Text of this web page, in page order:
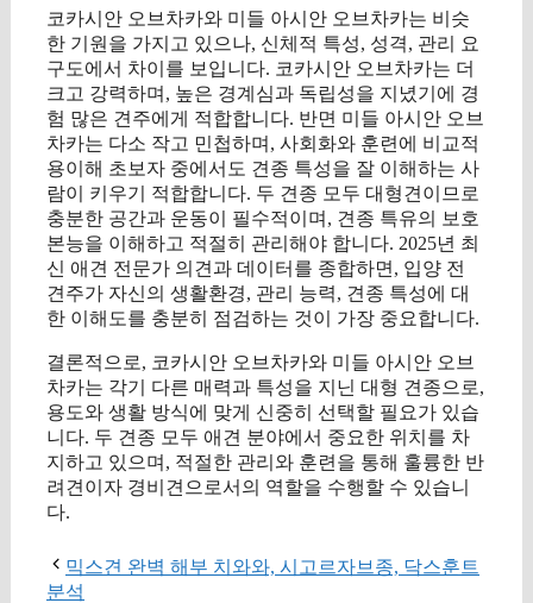
코카시안 오브차카와 미들 아시안 오브차카는 비슷
한 기원을 가지고 있으나, 신체적 특성, 성격, 관리 요
구도에서 차이를 보입니다. 코카시안 오브차카는 더
크고 강력하며, 높은 경계심과 독립성을 지녔기에 경
험 많은 견주에게 적합합니다. 반면 미들 아시안 오브
차카는 다소 작고 민첩하며, 사회화와 훈련에 비교적
용이해 초보자 중에서도 견종 특성을 잘 이해하는 사
람이 키우기 적합합니다. 두 견종 모두 대형견이므로
충분한 공간과 운동이 필수적이며, 견종 특유의 보호
본능을 이해하고 적절히 관리해야 합니다. 2025년 최
신 애견 전문가 의견과 데이터를 종합하면, 입양 전
견주가 자신의 생활환경, 관리 능력, 견종 특성에 대
한 이해도를 충분히 점검하는 것이 가장 중요합니다.
결론적으로, 코카시안 오브차카와 미들 아시안 오브
차카는 각기 다른 매력과 특성을 지닌 대형 견종으로,
용도와 생활 방식에 맞게 신중히 선택할 필요가 있습
니다. 두 견종 모두 애견 분야에서 중요한 위치를 차
지하고 있으며, 적절한 관리와 훈련을 통해 훌륭한 반
려견이자 경비견으로서의 역할을 수행할 수 있습니
다.
믹스견 완벽 해부 치와와, 시고르자브종, 닥스훈트
분석